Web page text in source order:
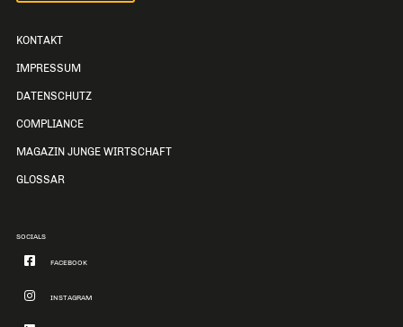
KONTAKT
IMPRESSUM
DATENSCHUTZ
COMPLIANCE
MAGAZIN JUNGE WIRTSCHAFT
GLOSSAR
SOCIALS
FACEBOOK
INSTAGRAM